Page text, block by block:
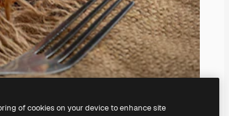
of cookies on your device to enhance site